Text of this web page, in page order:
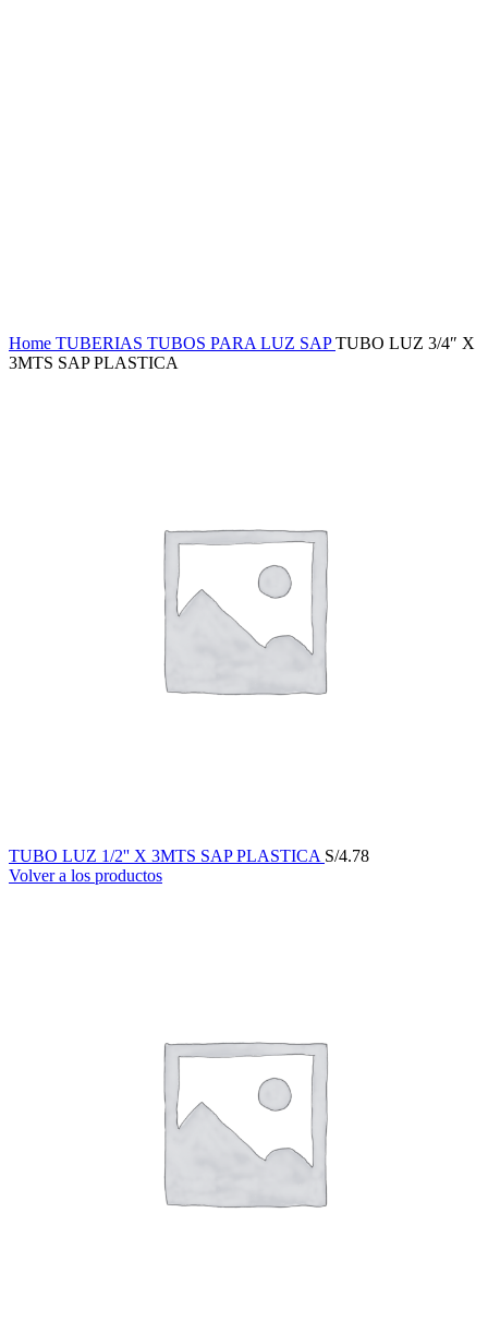
Home TUBERIAS TUBOS PARA LUZ SAPTUBO LUZ 3/4″ X
3MTS SAP PLASTICA
TUBO LUZ 1/2'' X 3MTS SAP PLASTICA S/4.78
Volver a los productos